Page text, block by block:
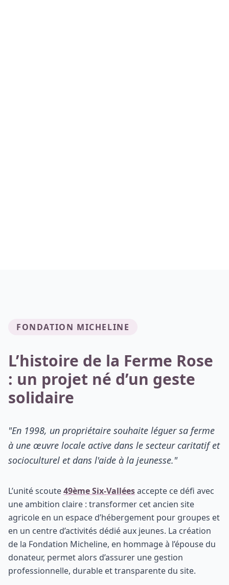
FONDATION MICHELINE
L’histoire de la Ferme Rose
: un projet né d’un geste
solidaire
"En 1998, un propriétaire souhaite léguer sa ferme
à une œuvre locale active dans le secteur caritatif et
socioculturel et dans l'aide à la jeunesse."
L’unité scoute49ème Six-Valléesaccepte ce défi avec
une ambition claire : transformer cet ancien site
agricole en un espace d’hébergement pour groupes et
en un centre d’activités dédié aux jeunes. La création
de la Fondation Micheline, en hommage à l’épouse du
donateur, permet alors d’assurer une gestion
professionnelle, durable et transparente du site.